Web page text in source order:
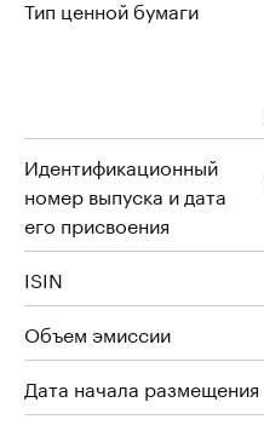
Тип ценной бумаги
Идентификационный
номер выпуска и дата
его присвоения
ISIN
Объем эмиссии
Дата начала размещения